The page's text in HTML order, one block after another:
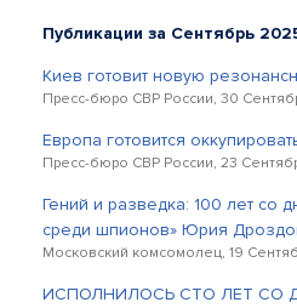
Публикации за Сентябрь
Киев готовит новую
Пресс-бюро СВР России, 30
Европа готовится
Пресс-бюро СВР России, 23
Гений и разведка: 100 лет со
среди шпионов» Юрия
Московский комсомолец, 19
ИСПОЛНИЛОСЬ СТО ЛЕТ СО